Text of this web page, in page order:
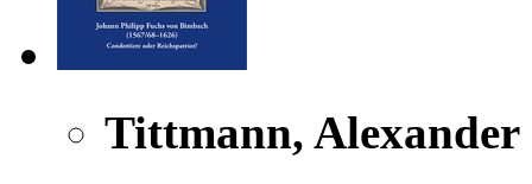
Tittmann, Alexander